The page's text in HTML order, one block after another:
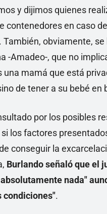
y dijimos quienes
contenedores en caso
También, obviamente, se
-Amadeo-, que no
una mamá que está
de tener a su bebé en
por los posibles
si los factores
conseguir la
Burlando señaló que el
nada"
condiciones".